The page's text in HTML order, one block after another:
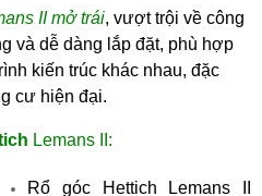
II mở trái, vượt trội về công
và dễ dàng lắp đặt, phù hợp
kiến trúc khác nhau, đặc
cư hiện đại.
Lemans II:
Rổ góc Hettich Lemans II